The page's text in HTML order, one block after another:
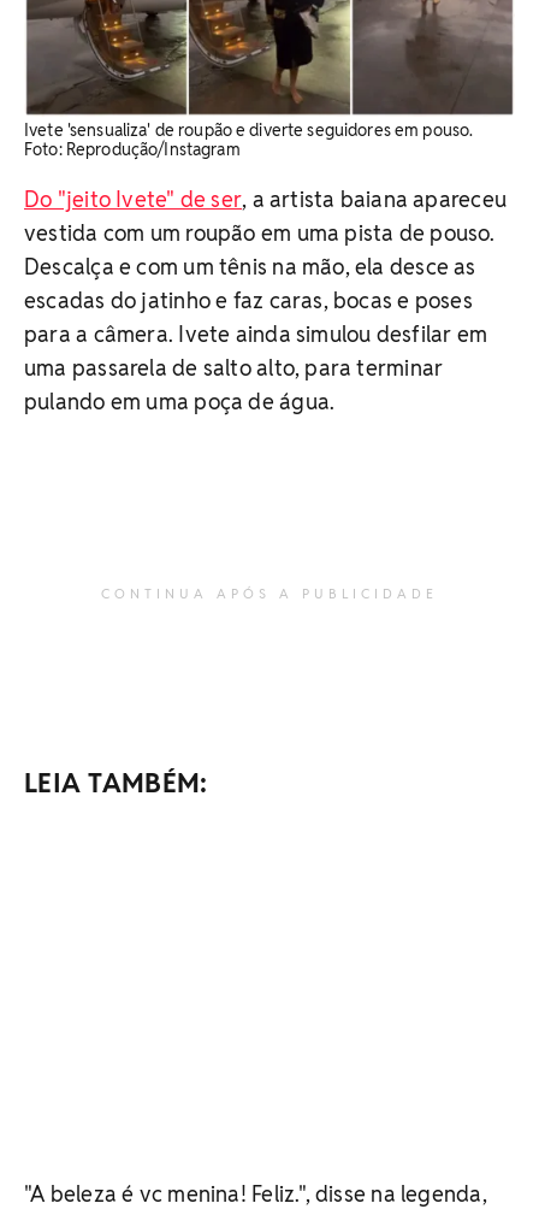
Ivete 'sensualiza' de roupão e diverte seguidores em pouso. ​
Foto: Reprodução/Instagram
Do "jeito Ivete" de ser, a artista baiana apareceu
vestida com um roupão em uma pista de pouso.
Descalça e com um tênis na mão, ela desce as
escadas do jatinho e faz caras, bocas e poses
para a câmera. Ivete ainda simulou desfilar em
uma passarela de salto alto, para terminar
pulando em uma poça de água.
CONTINUA APÓS A PUBLICIDADE
LEIA TAMBÉM:
"A beleza é vc menina! Feliz.", disse na legenda,